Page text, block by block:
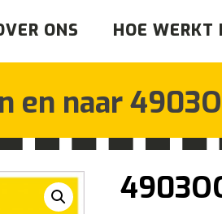
ONS HOE WERKT
en naar